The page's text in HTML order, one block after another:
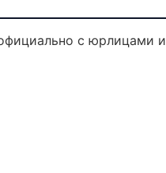
с юрлицами и